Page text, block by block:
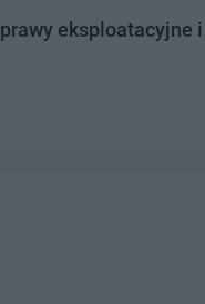
eksploatacyjne